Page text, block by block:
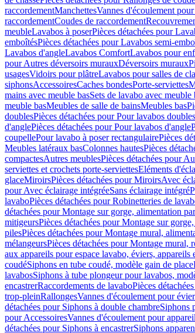
raccordementManchettesVannes d'écoulement
raccordementCoudes de raccordement
meubleLavabos à poserPièces détachées pour
emboîtésPièces détachées pour Lavabos semi-
Lavabos d'angleLavabos ComfortLavabos pour
pour Autres déversoirs murauxDéversoirs muraux
usagesVidoirs pour plâtreLavabos pour salles de
siphonsAccessoiresCaches bondesPorte-serviettes
mains avec meuble basSets de lavabo avec meuble
meuble basMeubles de salle de bainsMeubles bas
doublesPièces détachées pour Pour lavabos doubles
d'anglePièces détachées pour Pour lavabos d'angle
coupellePour lavabo à poser rectangulairePièces
Meubles latéraux basColonnes hautesPièces
compactesAutres meublesPièces détachées pour
serviettes et crochets porte-serviettesEléments
glaceMiroirsPièces détachées pour MiroirsAvec
pour Avec éclairage intégréeSans éclairage intégré
lavaboPièces détachées pour Robinetteries de
détachées pour Montage sur gorge, alimentation
mitigeursPièces détachées pour Montage sur
pilesPièces détachées pour Montage mural,
mélangeursPièces détachées pour Montage mural,
aux appareils pour espace lavabo, éviers, appareils
coudéSiphons en tube coudé, modèle gain de place
lavabosSiphons à tube plongeur pour lavabos,
encastrerRaccordements de lavaboPièces
trop-pleinRallongesVannes d'écoulement pour
détachées pour Siphons à double chambreSiphons
pour AccessoiresVannes d'écoulement pour
détachées pour Siphons à encastrerSiphons